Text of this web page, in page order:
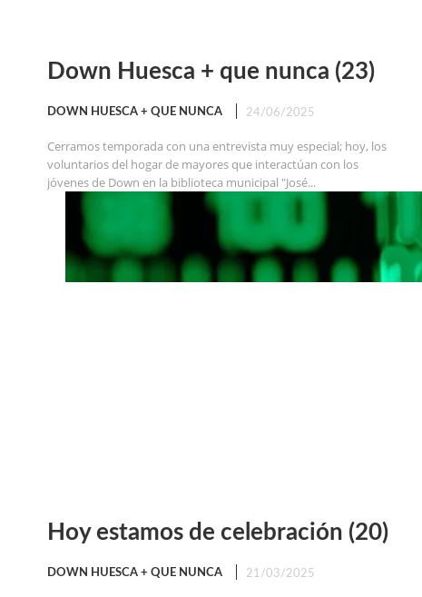
Down Huesca + que nunca (23)
DOWN HUESCA + QUE NUNCA 24/06/2025
Cerramos temporada con una entrevista muy especial; hoy, los
voluntarios del hogar de mayores que interactúan con los
jóvenes de Down en la biblioteca municipal "José...
Hoy estamos de celebración (20)
DOWN HUESCA + QUE NUNCA 21/03/2025